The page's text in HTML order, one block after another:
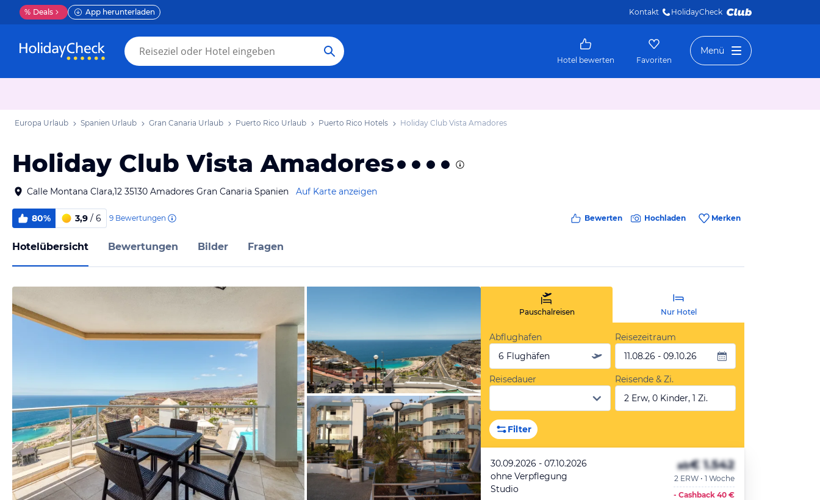
% Deals App herunterladen Kontakt HolidayCheck
Hotel bewerten Favoriten
Menü
Europa Urlaub Spanien Urlaub Gran Canaria Urlaub Puerto Rico Urlaub Puerto Rico Hotels Holiday Club Vista Amadores
Holiday Club Vista Amadores
Calle Montana Clara,12 35130 Amadores Gran Canaria Spanien Auf Karte anzeigen
80% 3,9 / 6 9 Bewertungen Bewerten Hochladen Merken
Hotelübersicht Bewertungen Bilder Fragen
vom Hotelier, März 2022
Pauschalreisen Nur Hotel
Abflughafen
6 Flughäfen
Reisezeitraum
11.08.26 - 09.10.26
Reisedauer
Reisende & Zi.
2 Erw, 0 Kinder, 1 Zi.
Filter
30.09.2026 - 07.10.2026
ohne Verpflegung
Studio
ab€ 1.542
2 ERW • 1 Woche
- Cashback 40 €